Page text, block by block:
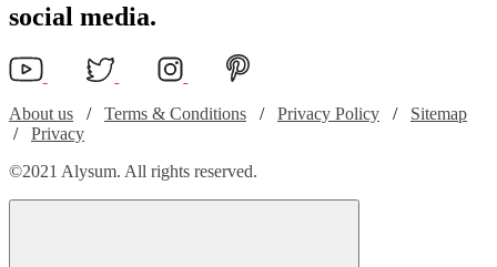
social media.
About us / Terms & Conditions / Privacy Policy / Sitemap
/ Privacy
©2021 Alysum. All rights reserved.